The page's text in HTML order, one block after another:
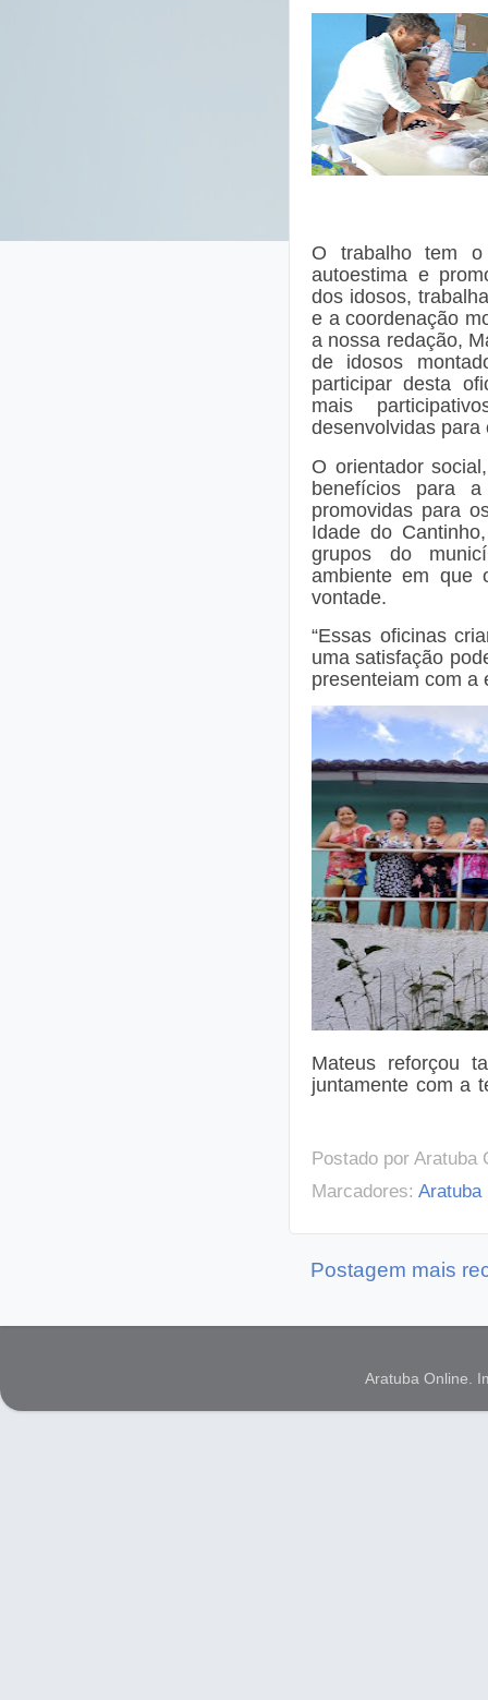
O trabalho tem
autoestima e
dos idosos,
e a coordenação
a nossa redação,
de idosos
participar desta
mais
desenvolvidas
O orientador
benefícios para
promovidas para
Idade do
grupos do
ambiente em que
vontade.
“Essas oficinas
uma satisfação
presenteiam com a
Mateus reforçou
juntamente com a
Postado por Aratuba
Marcadores: Aratuba
Postagem mais
Aratuba Online.